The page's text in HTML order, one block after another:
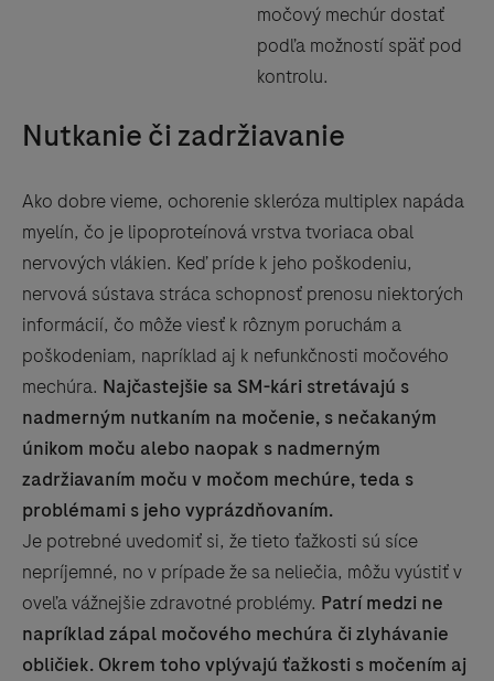
močový mechúr dostať
podľa možností späť pod
kontrolu.
Nutkanie či zadržiavanie
Ako dobre vieme, ochorenie skleróza multiplex napáda
myelín, čo je lipoproteínová vrstva tvoriaca obal
nervových vlákien. Keď príde k jeho poškodeniu,
nervová sústava stráca schopnosť prenosu niektorých
informácií, čo môže viesť k rôznym poruchám a
poškodeniam, napríklad aj k nefunkčnosti močového
mechúra. Najčastejšie sa SM-kári stretávajú s
nadmerným nutkaním na močenie, s nečakaným
únikom moču alebo naopak s nadmerným
zadržiavaním moču v močom mechúre, teda s
problémami s jeho vyprázdňovaním.
Je potrebné uvedomiť si, že tieto ťažkosti sú síce
nepríjemné, no v prípade že sa neliečia, môžu vyústiť v
oveľa vážnejšie zdravotné problémy. Patrí medzi ne
napríklad zápal močového mechúra či zlyhávanie
obličiek. Okrem toho vplývajú ťažkosti s močením aj